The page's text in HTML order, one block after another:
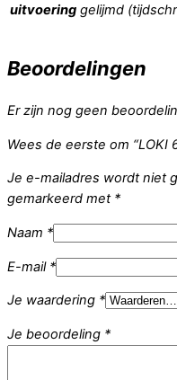
uitvoering gelijmd
Beoordelingen
Er zijn nog geen
Wees de eerste om
Je e-mailadres wordt niet
gemarkeerd met *
Naam *
E-mail *
Je waardering *
Je beoordeling *